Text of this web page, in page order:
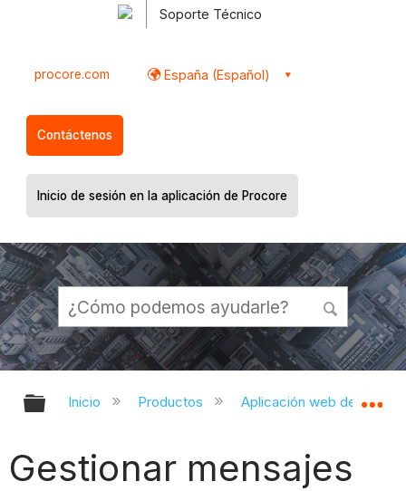
Soporte Técnico
procore.com España (Español)
Contáctenos
Inicio de sesión en la aplicación de Procore
Expandir/contraer jerarquía global
Inicio Productos Aplicación web de
Gestionar mensajes